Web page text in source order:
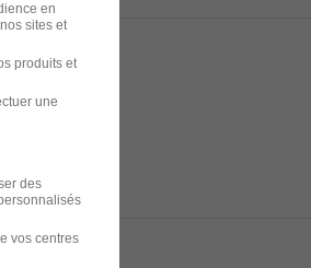
en
sites et
produits et
une
des
vos centres